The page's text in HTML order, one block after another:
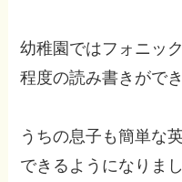
幼稚園ではフォニッ
程度の読み書きがで
うちの息子も簡単な
できるようになりまし